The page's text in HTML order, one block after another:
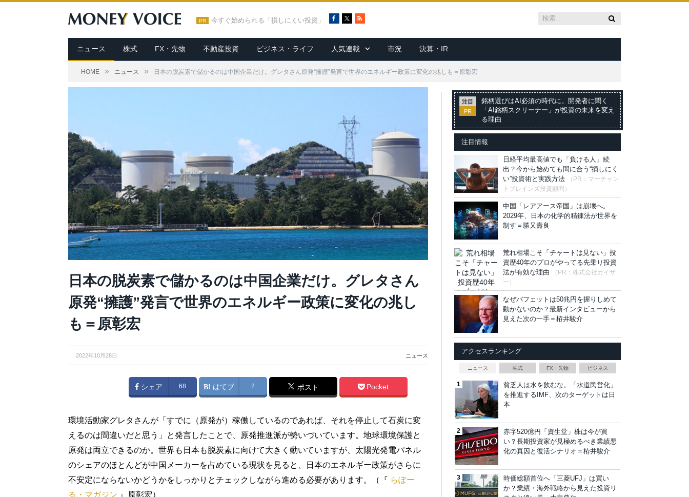
PR 今すぐ始められる「損しにくい投資」
c
e
b
o
R
S
ニュース 株式 FX・先物 不動産投資 ビジネス・ライフ 人気連載 市況 決算・IR
HOME » ニュース » 日本の脱炭素で儲かるのは中国企業だけ。グレタさん原発“擁護”発言で世界のエネルギー政策に変化の兆しも＝原彰宏
日本の脱炭素で儲かるのは中国企業だけ。グレタさん
原発“擁護”発言で世界のエネルギー政策に変化の兆し
も＝原彰宏
2022年10月28日 ニュース
シェア 68 はてブ 2 ポスト Pocket
環境活動家グレタさんが「すでに（原発が）稼働しているのであれば、それを停止して石炭に変
えるのは間違いだと思う」と発言したことで、原発推進派が勢いづいています。地球環境保護と
原発は両立できるのか。世界も日本も脱炭素に向けて大きく動いていますが、太陽光発電パネル
のシェアのほとんどが中国メーカーを占めている現状を見ると、日本のエネルギー政策がさらに
不安定にならないかどうかをしっかりとチェックしながら進める必要があります。（『 らぽー
る・マガジン 』原彰宏）
注目
PR
銘柄選びはAI必須の時代に。開発者に聞く
「AI銘柄スクリーナー」が投資の未来を変え
る理由
注目情報
日経平均最高値でも「負ける人」続
出？今から始めても間に合う“損しにく
い”投資術と実践方法
（PR：マーチャン
トブレインズ投資顧問）
中国「レアアース帝国」は崩壊へ。
2029年、日本の化学的精錬法が世界を
制す＝勝又壽良
荒れ相場こそ「チャートは見ない」投
資歴40年のプロがやってる先乗り投資
法が有効な理由
（PR：株式会社カイザ
ー）
なぜバフェットは50兆円を握りしめて
動かないのか？最新インタビューから
見えた次の一手＝栫井駿介
アクセスランキング
ニュース 株式 FX・先物 ビジネス
貧乏人は水を飲むな。「水道民営化」
を推進するIMF、次のターゲットは日
本
赤字520億円「資生堂」株は今が買
い？長期投資家が見極めるべき業績悪
化の真因と復活シナリオ＝栫井駿介
時価総額首位へ「三菱UFJ」は買い
か？業績・海外戦略から見えた投資リ